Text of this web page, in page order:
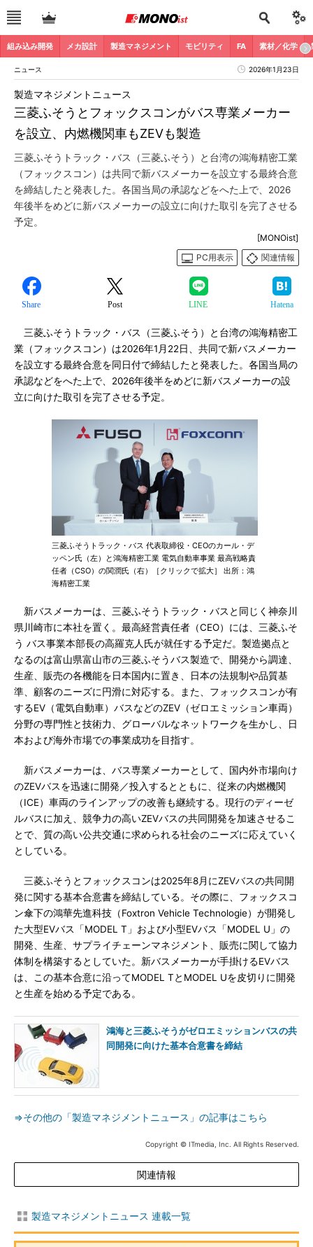
組み込み開発 メカ設計 製造マネジメント モビリティ FA 素材／化学
ニュース 2026年1月23日
三菱ふそうとフォックスコンがバス専業メーカー
を設立、内燃機関車もZEVも製造
製造マネジメントニュース
三菱ふそうトラック・バス（三菱ふそう）と台湾の鴻海精密工業
（フォックスコン）は共同で新バスメーカーを設立する最終合意
を締結したと発表した。各国当局の承認などをへた上で、2026
年後半をめどに新バスメーカーの設立に向けた取引を完了させる
予定。
[MONOist]
PC用表示
関連情報
Share Post LINE Hatena
三菱ふそうトラック・バス（三菱ふそう）と台湾の鴻海精密工
業（フォックスコン）は2026年1月22日、共同で新バスメーカー
を設立する最終合意を同日付で締結したと発表した。各国当局の
承認などをへた上で、2026年後半をめどに新バスメーカーの設
立に向けた取引を完了させる予定。
三菱ふそうトラック・バス 代表取締役・CEOのカール・デ
ッペン氏（左）と鴻海精密工業 電気自動車事業 最高戦略責
任者（CSO）の関潤氏（右）［クリックで拡大］ 出所：鴻
海精密工業
新バスメーカーは、三菱ふそうトラック・バスと同じく神奈川
県川崎市に本社を置く。最高経営責任者（CEO）には、三菱ふそ
う バス事業本部長の高羅克人氏が就任する予定だ。製造拠点と
なるのは富山県富山市の三菱ふそうバス製造で、開発から調達、
生産、販売の各機能を日本国内に置き、日本の法規制や品質基
準、顧客のニーズに円滑に対応する。また、フォックスコンが有
するEV（電気自動車）バスなどのZEV（ゼロエミッション車両）
分野の専門性と技術力、グローバルなネットワークを生かし、日
本および海外市場での事業成功を目指す。
新バスメーカーは、バス専業メーカーとして、国内外市場向け
のZEVバスを迅速に開発／投入するとともに、従来の内燃機関
（ICE）車両のラインアップの改善も継続する。現行のディーゼ
ルバスに加え、競争力の高いZEVバスの共同開発を加速させるこ
とで、質の高い公共交通に求められる社会のニーズに応えていく
としている。
三菱ふそうとフォックスコンは2025年8月にZEVバスの共同開
発に関する基本合意書を締結している。その際に、フォックスコ
ン傘下の鴻華先進科技（Foxtron Vehicle Technologie）が開発し
た大型EVバス「MODEL T」および小型EVバス「MODEL U」の
開発、生産、サプライチェーンマネジメント、販売に関して協力
体制を構築するとしていた。新バスメーカーが手掛けるEVバス
は、この基本合意に沿ってMODEL TとMODEL Uを皮切りに開発
と生産を始める予定である。
鴻海と三菱ふそうがゼロエミッションバスの共
同開発に向けた基本合意書を締結
⇒その他の「製造マネジメントニュース」の記事はこちら
Copyright © ITmedia, Inc. All Rights Reserved.
関連情報
製造マネジメントニュース 連載一覧